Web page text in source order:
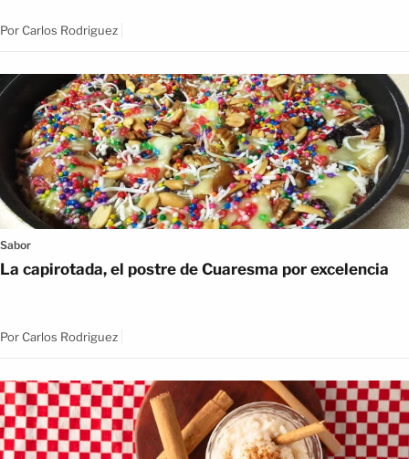
Por Carlos Rodriguez
Sabor
La capirotada, el postre de Cuaresma por excelencia
Por Carlos Rodriguez